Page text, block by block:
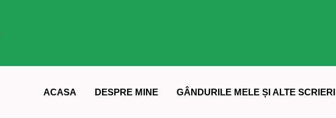
ACASA DESPRE MINE GÂNDURILE MELE ȘI ALTE SCRIERI